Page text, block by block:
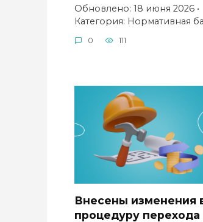
Обновлено: 18 июня 2026 •
Категория: Нормативная
0 111
Внесены изменения
процедуру перехода